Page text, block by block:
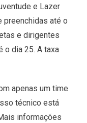
e Lazer
preenchidas até o
e dirigentes
o dia 25. A taxa
apenas um time
técnico está
informações